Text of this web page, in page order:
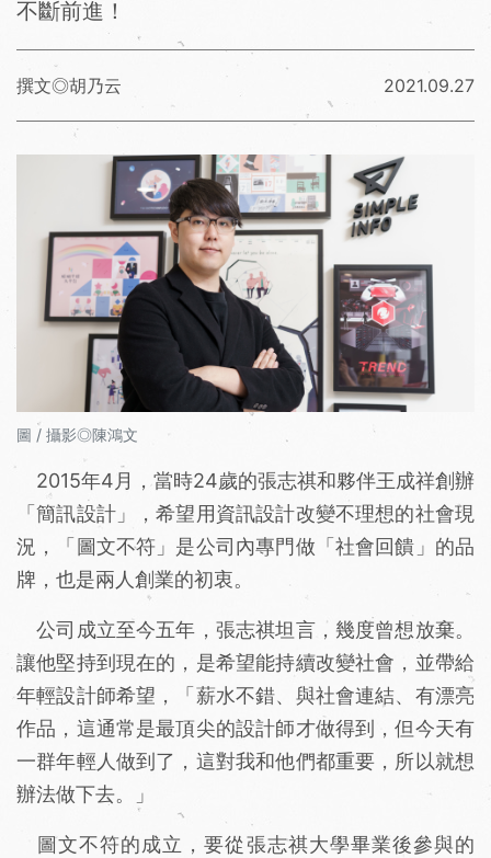
不斷前進！
撰文◎胡乃云 2021.09.27
圖 / 攝影◎陳鴻文
2015年4月，當時24歲的張志祺和夥伴王成祥創辦
「簡訊設計」，希望用資訊設計改變不理想的社會現
況，「圖文不符」是公司內專門做「社會回饋」的品
牌，也是兩人創業的初衷。
公司成立至今五年，張志祺坦言，幾度曾想放棄。
讓他堅持到現在的，是希望能持續改變社會，並帶給
年輕設計師希望，「薪水不錯、與社會連結、有漂亮
作品，這通常是最頂尖的設計師才做得到，但今天有
一群年輕人做到了，這對我和他們都重要，所以就想
辦法做下去。」
圖文不符的成立，要從張志祺大學畢業後參與的